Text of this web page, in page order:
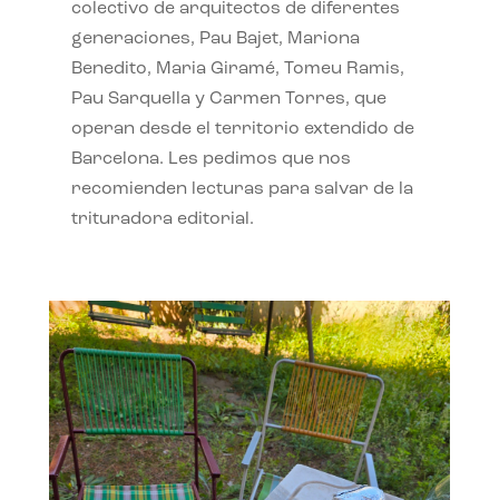
colectivo de arquitectos de diferentes
generaciones, Pau Bajet, Mariona
Benedito, Maria Giramé, Tomeu Ramis,
Pau Sarquella y Carmen Torres, que
operan desde el territorio extendido de
Barcelona. Les pedimos que nos
recomienden lecturas para salvar de la
trituradora editorial.